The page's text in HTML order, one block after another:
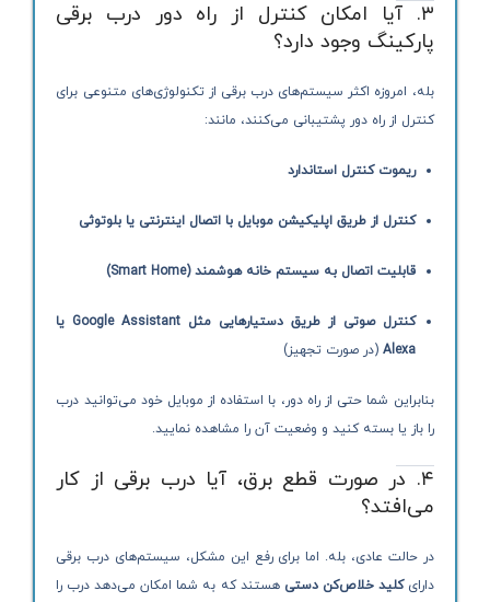
۳. آیا امکان کنترل از راه دور درب برقی
پارکینگ وجود دارد؟
بله، امروزه اکثر سیستم‌های درب برقی از تکنولوژی‌های متنوعی برای
کنترل از راه دور پشتیبانی می‌کنند، مانند:
ریموت کنترل استاندارد
کنترل از طریق اپلیکیشن موبایل با اتصال اینترنتی یا بلوتوثی
قابلیت اتصال به سیستم خانه هوشمند (Smart Home)
کنترل صوتی از طریق دستیارهایی مثل Google Assistant یا
Alexa (در صورت تجهیز)
بنابراین شما حتی از راه دور، با استفاده از موبایل خود می‌توانید درب
را باز یا بسته کنید و وضعیت آن را مشاهده نمایید.
۴. در صورت قطع برق، آیا درب برقی از کار
می‌افتد؟
در حالت عادی، بله. اما برای رفع این مشکل، سیستم‌های درب برقی
دارایکلید خلاص‌کن دستی هستند که به شما امکان می‌دهد درب را